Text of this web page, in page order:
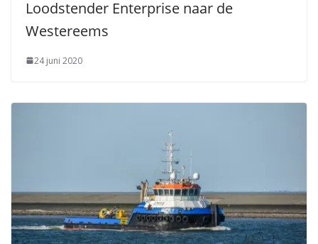
Loodstender Enterprise naar de
Westereems
24 juni 2020